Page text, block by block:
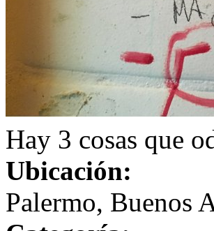
Hay 3 cosas que
Ubicación:
Palermo, Buenos